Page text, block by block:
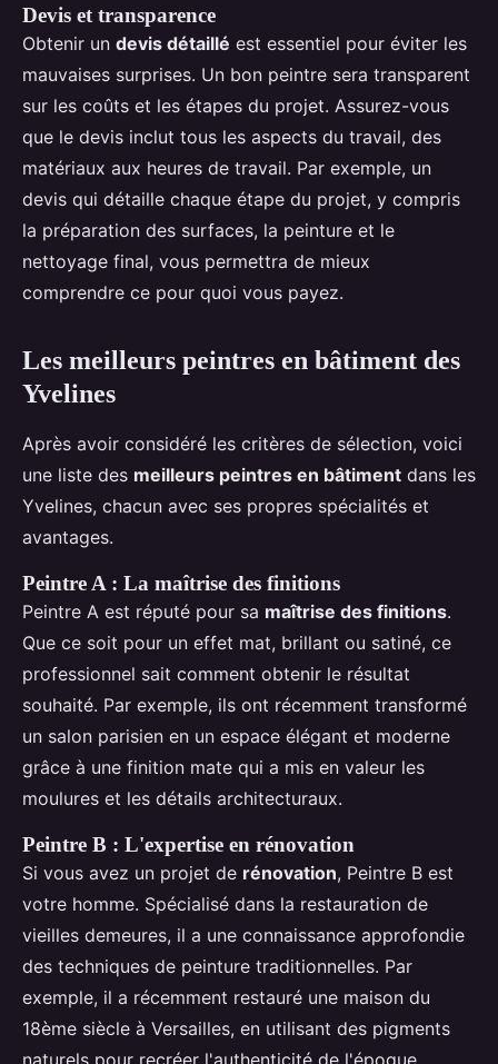
Devis et transparence
Obtenir un devis détaillé est essentiel pour éviter les
mauvaises surprises. Un bon peintre sera transparent
sur les coûts et les étapes du projet. Assurez-vous
que le devis inclut tous les aspects du travail, des
matériaux aux heures de travail. Par exemple, un
devis qui détaille chaque étape du projet, y compris
la préparation des surfaces, la peinture et le
nettoyage final, vous permettra de mieux
comprendre ce pour quoi vous payez.
Les meilleurs peintres en bâtiment des
Yvelines
Après avoir considéré les critères de sélection, voici
une liste des meilleurs peintres en bâtiment dans les
Yvelines, chacun avec ses propres spécialités et
avantages.
Peintre A : La maîtrise des finitions
Peintre A est réputé pour sa maîtrise des finitions.
Que ce soit pour un effet mat, brillant ou satiné, ce
professionnel sait comment obtenir le résultat
souhaité. Par exemple, ils ont récemment transformé
un salon parisien en un espace élégant et moderne
grâce à une finition mate qui a mis en valeur les
moulures et les détails architecturaux.
Peintre B : L'expertise en rénovation
Si vous avez un projet de rénovation, Peintre B est
votre homme. Spécialisé dans la restauration de
vieilles demeures, il a une connaissance approfondie
des techniques de peinture traditionnelles. Par
exemple, il a récemment restauré une maison du
18ème siècle à Versailles, en utilisant des pigments